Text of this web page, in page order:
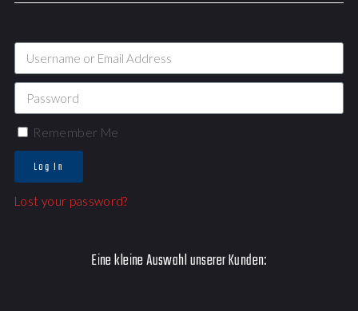
Remember Me
Log In
Lost your password?
Eine kleine Auswahl unserer Kunden: